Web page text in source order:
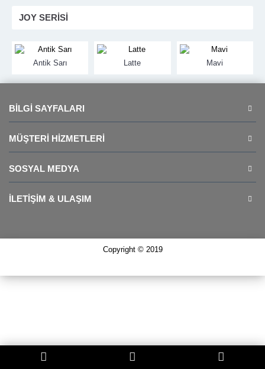
JOY SERISI
Antik Sarı Latte Mavi
BILGI SAYFALARI
MÜŞTERI HIZMETLERI
SOSYAL MEDYA
İLETIŞIM & ULAŞIM
Copyright © 2019